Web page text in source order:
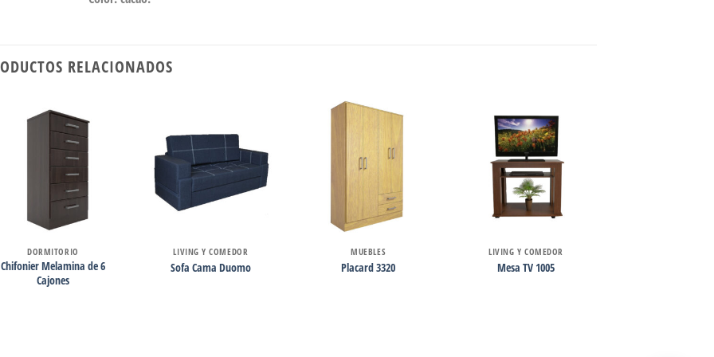
RELACIONADOS
DORMITORIO
Chifonier Melamina de 6
Cajones
LIVING Y COMEDOR
Sofa Cama Duomo
MUEBLES
Placard 3320
LIVING Y COMEDOR
Mesa TV 1005